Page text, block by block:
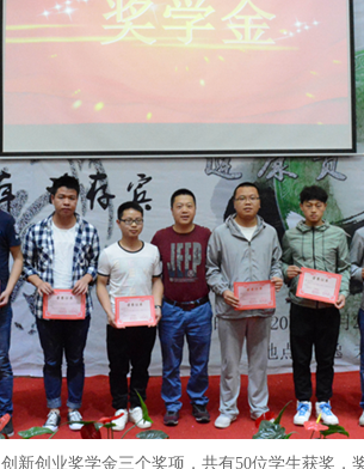
新创业奖学金三个奖项，共有50位学生获奖，